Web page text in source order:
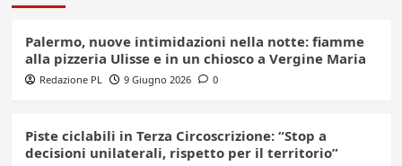
Palermo, nuove intimidazioni nella notte: fiamme
alla pizzeria Ulisse e in un chiosco a Vergine Maria
Redazione PL 9 Giugno 2026 0
Piste ciclabili in Terza Circoscrizione: “Stop a
decisioni unilaterali, rispetto per il territorio”